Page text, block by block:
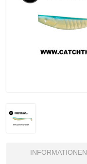
INFORMATIONEN